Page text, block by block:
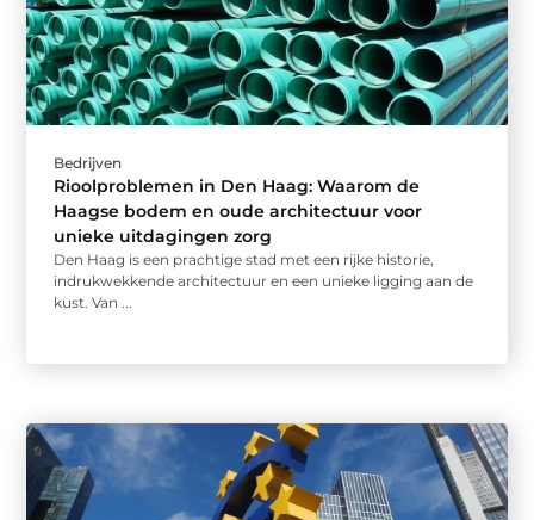
Bedrijven
Rioolproblemen in Den Haag: Waarom de
Haagse bodem en oude architectuur voor
unieke uitdagingen zorg
Den Haag is een prachtige stad met een rijke historie,
indrukwekkende architectuur en een unieke ligging aan de
kust. Van ...